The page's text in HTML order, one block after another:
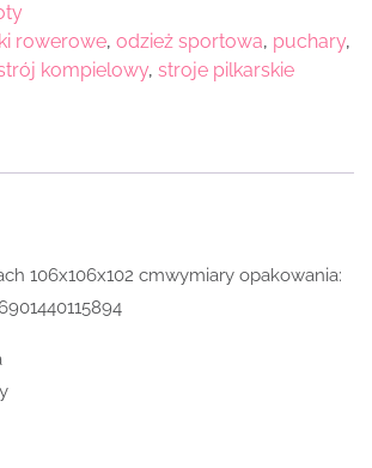
rowerowe, odzież sportowa, puchary,
kompielowy, stroje pilkarskie
106x106x102 cmwymiary opakowania: